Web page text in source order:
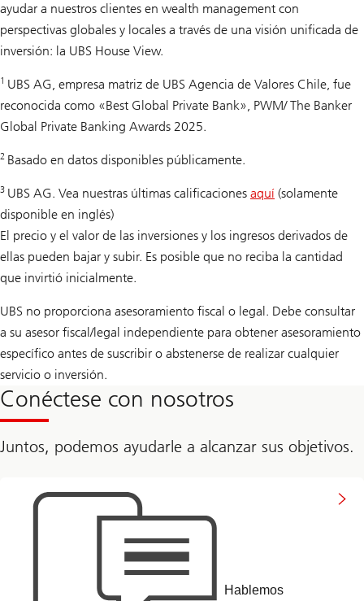
ayudar a nuestros clientes en wealth management con
perspectivas globales y locales a través de una visión unificada de
inversión: la UBS House View.
1 UBS AG, empresa matriz de UBS Agencia de Valores Chile, fue
reconocida como «Best Global Private Bank», PWM/ The Banker
Global Private Banking Awards 2025.
2 Basado en datos disponibles públicamente.
3 UBS AG. Vea nuestras últimas calificaciones aquí (solamente
disponible en inglés)
El precio y el valor de las inversiones y los ingresos derivados de
ellas pueden bajar y subir. Es posible que no reciba la cantidad
que invirtió inicialmente.
UBS no proporciona asesoramiento fiscal o legal. Debe consultar
a su asesor fiscal/legal independiente para obtener asesoramiento
específico antes de suscribir o abstenerse de realizar cualquier
servicio o inversión.
Conéctese con nosotros
Juntos, podemos ayudarle a alcanzar sus objetivos.
Hablemos